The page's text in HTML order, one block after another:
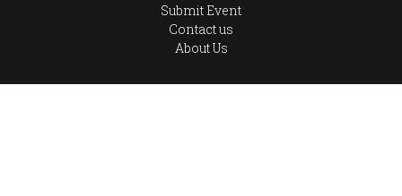
Submit Event
Contact us
About Us